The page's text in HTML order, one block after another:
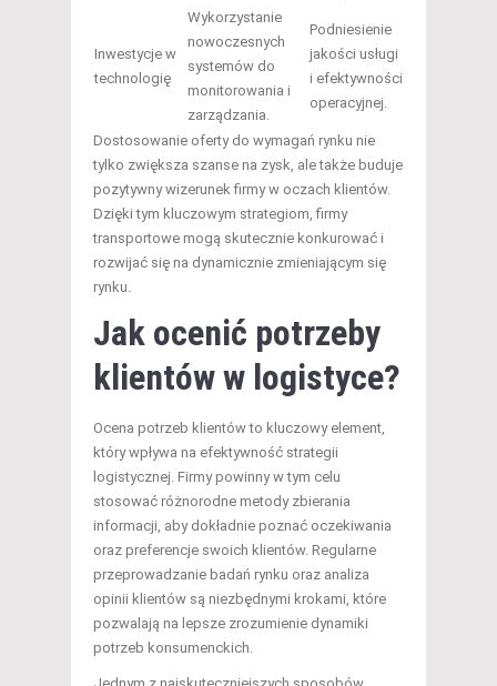
Inwestycje w
technologię
Wykorzystanie
nowoczesnych
systemów do
monitorowania i
zarządzania.
Podniesienie
jakości usługi
i efektywności
operacyjnej.
Dostosowanie oferty do wymagań rynku nie
tylko zwiększa szanse na zysk, ale także buduje
pozytywny wizerunek firmy w oczach klientów.
Dzięki tym kluczowym strategiom, firmy
transportowe mogą skutecznie konkurować i
rozwijać się na dynamicznie zmieniającym się
rynku.
Jak ocenić potrzeby
klientów w logistyce?
Ocena potrzeb klientów to kluczowy element,
który wpływa na efektywność strategii
logistycznej. Firmy powinny w tym celu
stosować różnorodne metody zbierania
informacji, aby dokładnie poznać oczekiwania
oraz preferencje swoich klientów. Regularne
przeprowadzanie badań rynku oraz analiza
opinii klientów są niezbędnymi krokami, które
pozwalają na lepsze zrozumienie dynamiki
potrzeb konsumenckich.